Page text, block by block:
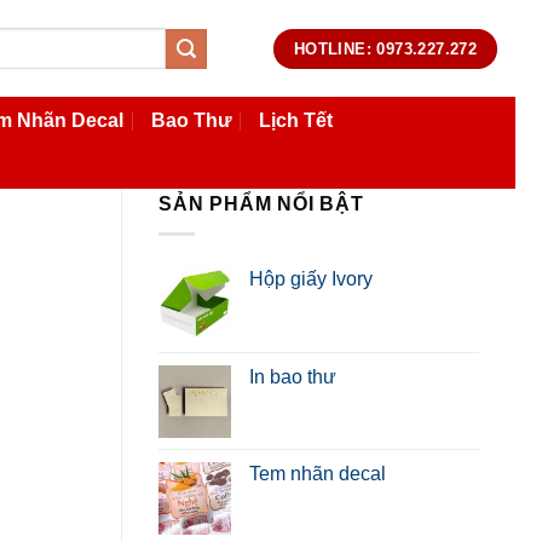
HOTLINE: 0973.227.272
Nhãn Decal Bao Thư Lịch Tết
SẢN PHẨM NỔI BẬT
Hộp giấy Ivory
In bao thư
Tem nhãn decal